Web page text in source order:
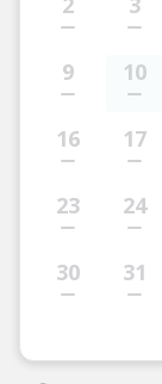
9 10
16 17
23 24
30 31